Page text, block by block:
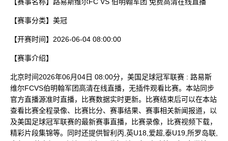
【赛事分类】 美冠
【开赛时间】 2026-06-04 08:00:00
【赛事介绍】
北京时间2026年06月04日 08:00分，美国足球冠军联赛 : 路易斯
维尔FCVS伯明翰军团高清在线直播，无插件观看比赛。本站同步
官方直播源准时直播，比赛数据实时更新。比赛结束后可以在本站
查看比赛全程录像、比赛比分、赛事结果、赛事相关新闻报道，以
及美国足球冠军联赛的最新赛事直播，比赛录像，比赛视频下载，
精彩片段集锦等。同时还提供智利丙,英U18,爱超,泰U19,所罗岛联,